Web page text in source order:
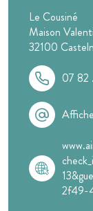
Le Cousiné
Maison
32100
07 82
2f49-